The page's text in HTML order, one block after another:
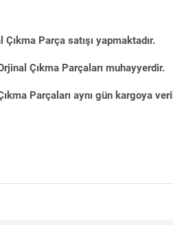
Parça satışı yapmaktadır.
Çıkma Parçaları muhayyerdir.
Parçaları aynı gün kargoya